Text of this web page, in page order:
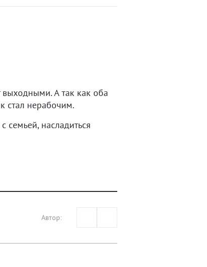
выходными. А так как оба
стал нерабочим.
семьей, насладиться
Автор: